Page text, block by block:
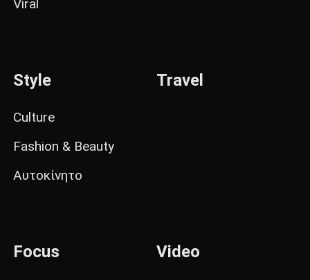
Viral
Style
Culture
Fashion & Beauty
Αυτοκίνητο
Travel
Focus Video